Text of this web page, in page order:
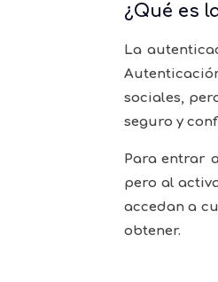
¿Qué es
La
sociales,
seguro y
Para entrar
pero al
accedan a
obtener.